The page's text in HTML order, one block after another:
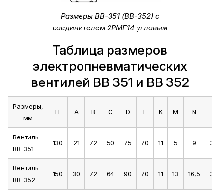
Размеры ВВ-351 (ВВ-352) с
соединителем 2РМГ14 угловым
Таблица размеров
электропневматических
вентилей ВВ 351 и ВВ 352
Размеры,
мм
H A B C D F K M N S
Вентиль
ВВ-351
130 21 72 50 75 70 11 5 9 36
Вентиль
ВВ-352
150 30 72 64 90 70 11 13 16,5 36